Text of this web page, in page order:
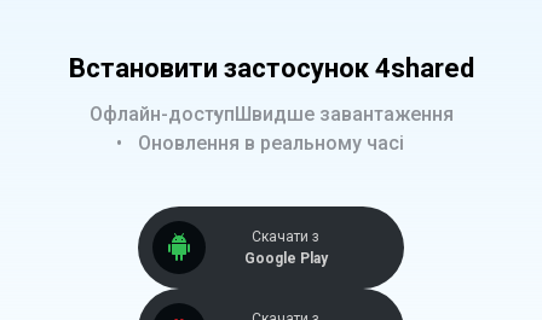
Встановити застосунок 4shared
Офлайн-доступШвидше завантаження
Оновлення в реальному часі
Скачати з
Google Play